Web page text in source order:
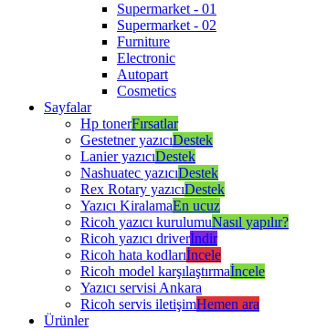
Supermarket - 01
Supermarket - 02
Furniture
Electronic
Autopart
Cosmetics
Sayfalar
Hp tonerFırsatlar
Gestetner yazıcıDestek
Lanier yazıcıDestek
Nashuatec yazıcıDestek
Rex Rotary yazıcıDestek
Yazıcı KiralamaEn ucuz
Ricoh yazıcı kurulumuNasıl yapılır?
Ricoh yazıcı driverİndir
Ricoh hata kodlarıİncele
Ricoh model karşılaştırmaİncele
Yazıcı servisi Ankara
Ricoh servis iletişimHemen ara
Ürünler